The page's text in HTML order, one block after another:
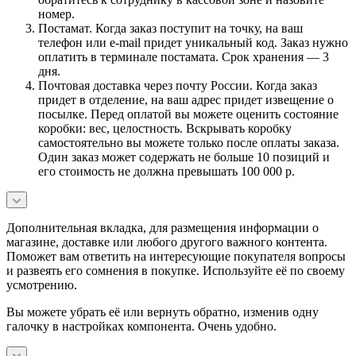
номер.
Постамат. Когда заказ поступит на точку, на ваш
телефон или e-mail придет уникальный код. Заказ нужно
оплатить в терминале постамата. Срок хранения — 3
дня.
Почтовая доставка через почту России. Когда заказ
придет в отделение, на ваш адрес придет извещение о
посылке. Перед оплатой вы можете оценить состояние
коробки: вес, целостность. Вскрывать коробку
самостоятельно вы можете только после оплаты заказа.
Один заказ может содержать не больше 10 позиций и
его стоимость не должна превышать 100 000 р.
Дополнительная вкладка, для размещения информации о
магазине, доставке или любого другого важного контента.
Поможет вам ответить на интересующие покупателя вопросы
и развеять его сомнения в покупке. Используйте её по своему
усмотрению.
Вы можете убрать её или вернуть обратно, изменив одну
галочку в настройках компонента. Очень удобно.